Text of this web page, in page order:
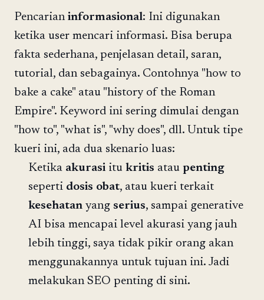
Pencarian informasional: Ini digunakan
ketika user mencari informasi. Bisa berupa
fakta sederhana, penjelasan detail, saran,
tutorial, dan sebagainya. Contohnya "how to
bake a cake" atau "history of the Roman
Empire". Keyword ini sering dimulai dengan
"how to", "what is", "why does", dll. Untuk tipe
kueri ini, ada dua skenario luas:
Ketika akurasi itu kritis atau penting
seperti dosis obat, atau kueri terkait
kesehatan yang serius, sampai generative
AI bisa mencapai level akurasi yang jauh
lebih tinggi, saya tidak pikir orang akan
menggunakannya untuk tujuan ini. Jadi
melakukan SEO penting di sini.